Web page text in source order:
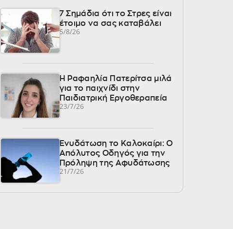
7 Σημάδια ότι το Στρες είναι
έτοιμο να σας καταβάλει
5/8/26
Η Ραφαηλία Πατερίτσα μιλά
για το παιχνίδι στην
Παιδιατρική Εργοθεραπεία
23/7/26
Ενυδάτωση το Καλοκαίρι: Ο
Απόλυτος Οδηγός για την
Πρόληψη της Αφυδάτωσης
21/7/26